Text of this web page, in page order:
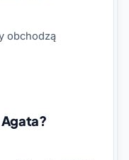
obchodzą
Agata?